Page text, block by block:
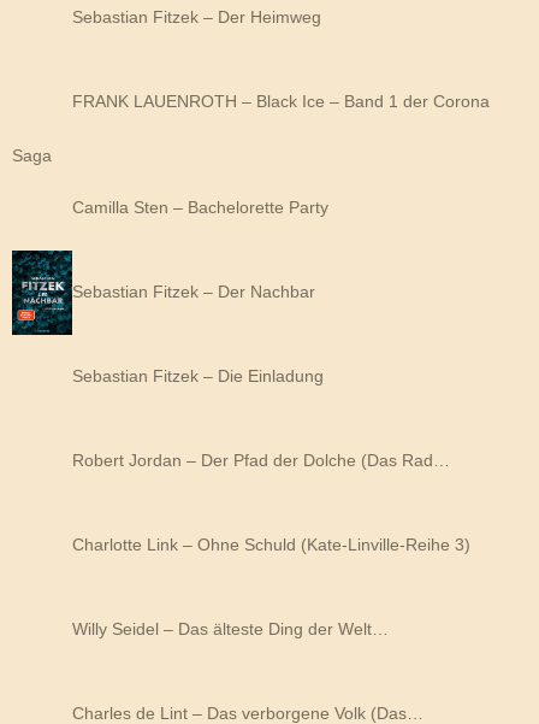
Sebastian Fitzek – Der Heimweg
FRANK LAUENROTH – Black Ice – Band 1 der Corona
Saga
Camilla Sten – Bachelorette Party
Sebastian Fitzek – Der Nachbar
Sebastian Fitzek – Die Einladung
Robert Jordan – Der Pfad der Dolche (Das Rad…
Charlotte Link – Ohne Schuld (Kate-Linville-Reihe 3)
Willy Seidel – Das älteste Ding der Welt…
Charles de Lint – Das verborgene Volk (Das…